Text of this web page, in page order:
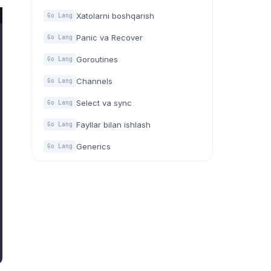
Go Lang Xatolarni boshqarish
Go Lang Panic va Recover
Go Lang Goroutines
Go Lang Channels
Go Lang Select va sync
Go Lang Fayllar bilan ishlash
Go Lang Generics